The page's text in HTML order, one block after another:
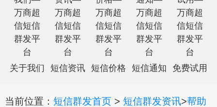
关于我们 短信资讯 短信价格 短信通知 免费试用
当前位置： 短信群发首页 > 短信群发资讯>帮助